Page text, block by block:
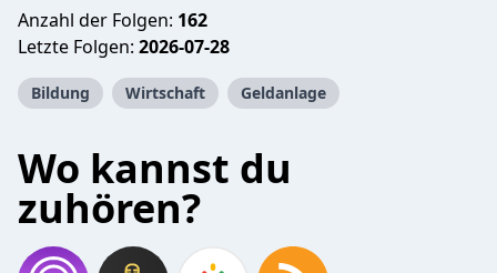
Anzahl der Folgen: 162
Letzte Folgen: 2026-07-28
Bildung Wirtschaft Geldanlage
Wo kannst du
zuhören?